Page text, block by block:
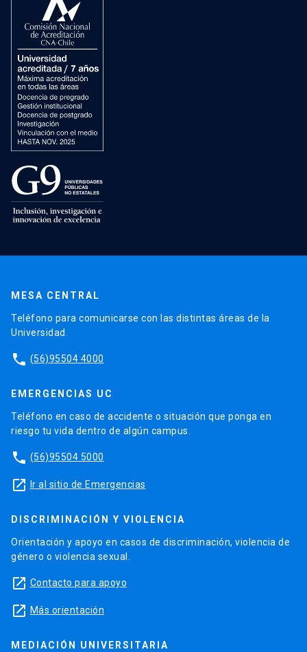
MESA CENTRAL
Teléfono para comunicarse con las distintas áreas de la
Universidad.
phone (56)95504 4000
EMERGENCIAS UC
Teléfono en caso de accidente o situación que ponga en
riesgo tu vida dentro de algún campus.
phone (56)95504 5000
launch Ir al sitio de Emergencias
DISCRIMINACIÓN Y VIOLENCIA
Orientación y apoyo en casos de discriminación, violencia de
género o violencia sexual.
launch Contacto para apoyo
launch Más orientación
MEDIACIÓN UNIVERSITARIA